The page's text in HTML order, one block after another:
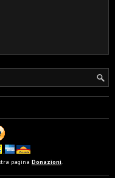
pagina Donazioni.